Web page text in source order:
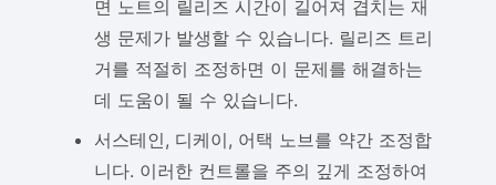
면 노트의 릴리즈 시간이 길어져 겹치는 재
생 문제가 발생할 수 있습니다. 릴리즈 트리
거를 적절히 조정하면 이 문제를 해결하는
데 도움이 될 수 있습니다.
서스테인, 디케이, 어택 노브를 약간 조정합
니다. 이러한 컨트롤을 주의 깊게 조정하여